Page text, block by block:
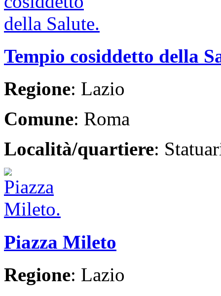
Tempio cosiddetto della
Regione: Lazio
Comune: Roma
Località/quartiere:
Piazza Mileto
Regione: Lazio